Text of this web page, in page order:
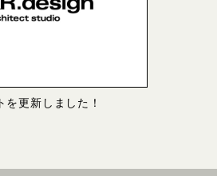
を更新しました！